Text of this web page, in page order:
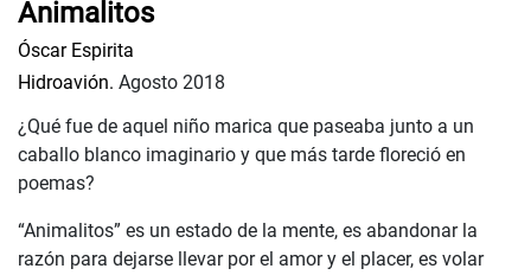
Animalitos
Óscar Espirita
Hidroavión. Agosto 2018
¿Qué fue de aquel niño marica que paseaba junto a un
caballo blanco imaginario y que más tarde floreció en
poemas?
“Animalitos” es un estado de la mente, es abandonar la
razón para dejarse llevar por el amor y el placer, es volar